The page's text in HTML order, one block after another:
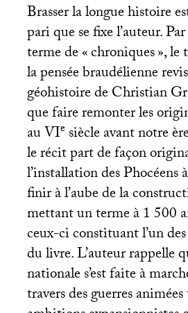
Brasser la longue histoire
pari que se fixe l’auteur.
terme de «chroniques», le
la pensée braudélienne
géohistoire de Christian
que faire remonter les
auVIesiècle avant notre
le récit part de façon
l’installation des
finir à l’aube de la
mettant un terme à 1 500
ceux-ci constituant l’un
du livre. L’auteur rappelle
nationale s’est faite à
travers des guerres